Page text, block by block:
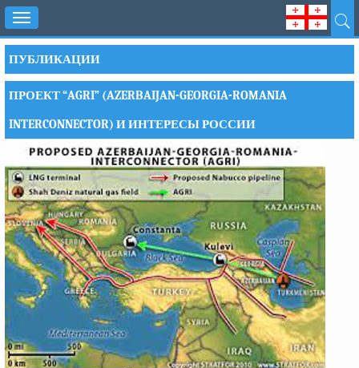
Toggle
navigation
ПУБЛИКАЦИИ
ПРОЕКТ “AGRI” (AZERBAIJAN-GEORGIA-ROMANIA
INTERCONNECTOR) И ИНТЕРЕСЫ РОССИИ